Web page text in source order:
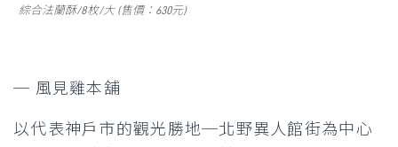
綜合法蘭酥/8枚/大 (售價：630元)
─ 風見雞本舖
以代表神戶市的觀光勝地─北野異人館街為中心